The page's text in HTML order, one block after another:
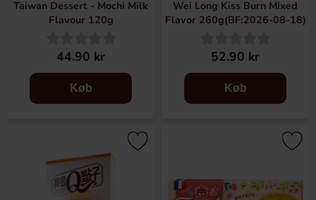
Taiwan Dessert - Mochi Milk
Flavour 120g
44.90 kr
Køb
Wei Long Kiss Burn Mixed
Flavor 260g(BF:2026-08-18)
52.90 kr
Køb